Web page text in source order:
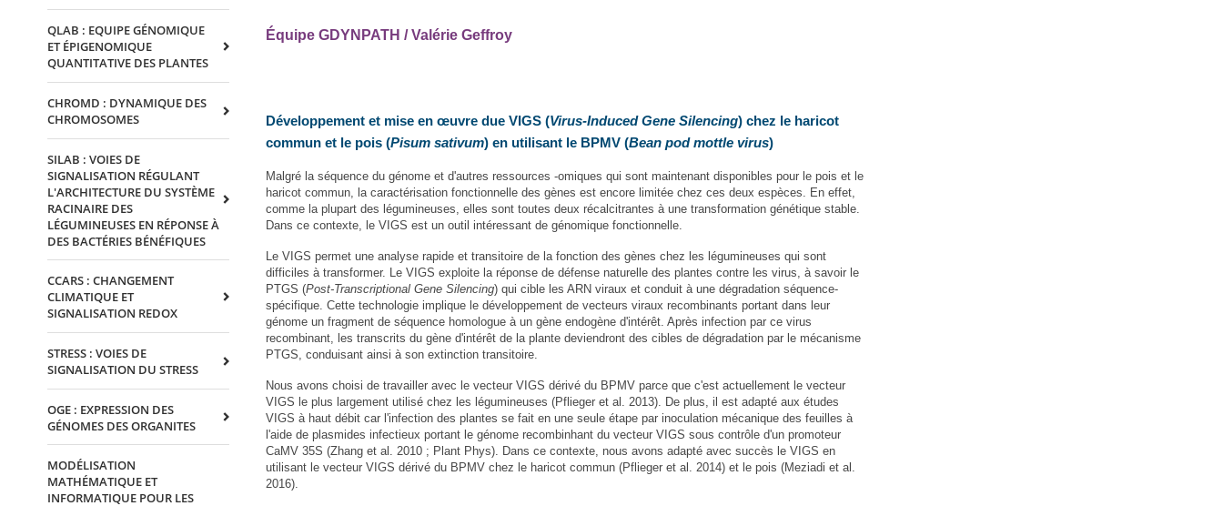
Équipe GDYNPATH / Valérie Geffroy
Développement et mise en œuvre due VIGS (Virus-Induced Gene Silencing) chez le haricot
commun et le pois (Pisum sativum) en utilisant le BPMV (Bean pod mottle virus)
Malgré la séquence du génome et d'autres ressources -omiques qui sont maintenant disponibles pour le pois et le
haricot commun, la caractérisation fonctionnelle des gènes est encore limitée chez ces deux espèces. En effet,
comme la plupart des légumineuses, elles sont toutes deux récalcitrantes à une transformation génétique stable.
Dans ce contexte, le VIGS est un outil intéressant de génomique fonctionnelle.
Le VIGS permet une analyse rapide et transitoire de la fonction des gènes chez les légumineuses qui sont
difficiles à transformer. Le VIGS exploite la réponse de défense naturelle des plantes contre les virus, à savoir le
PTGS (Post-Transcriptional Gene Silencing) qui cible les ARN viraux et conduit à une dégradation séquence-
spécifique. Cette technologie implique le développement de vecteurs viraux recombinants portant dans leur
génome un fragment de séquence homologue à un gène endogène d'intérêt. Après infection par ce virus
recombinant, les transcrits du gène d'intérêt de la plante deviendront des cibles de dégradation par le mécanisme
PTGS, conduisant ainsi à son extinction transitoire.
Nous avons choisi de travailler avec le vecteur VIGS dérivé du BPMV parce que c'est actuellement le vecteur
VIGS le plus largement utilisé chez les légumineuses (Pflieger et al. 2013). De plus, il est adapté aux études
VIGS à haut débit car l'infection des plantes se fait en une seule étape par inoculation mécanique des feuilles à
l'aide de plasmides infectieux portant le génome recombinhant du vecteur VIGS sous contrôle d'un promoteur
CaMV 35S (Zhang et al. 2010 ; Plant Phys). Dans ce contexte, nous avons adapté avec succès le VIGS en
utilisant le vecteur VIGS dérivé du BPMV chez le haricot commun (Pflieger et al. 2014) et le pois (Meziadi et al.
2016).
QLAB : EQUIPE GÉNOMIQUE
ET ÉPIGENOMIQUE
QUANTITATIVE DES PLANTES
CHROMD : DYNAMIQUE DES
CHROMOSOMES
SILAB : VOIES DE
SIGNALISATION RÉGULANT
L'ARCHITECTURE DU SYSTÈME
RACINAIRE DES
LÉGUMINEUSES EN RÉPONSE À
DES BACTÉRIES BÉNÉFIQUES
CCARS : CHANGEMENT
CLIMATIQUE ET
SIGNALISATION REDOX
STRESS : VOIES DE
SIGNALISATION DU STRESS
OGE : EXPRESSION DES
GÉNOMES DES ORGANITES
MODÉLISATION
MATHÉMATIQUE ET
INFORMATIQUE POUR LES